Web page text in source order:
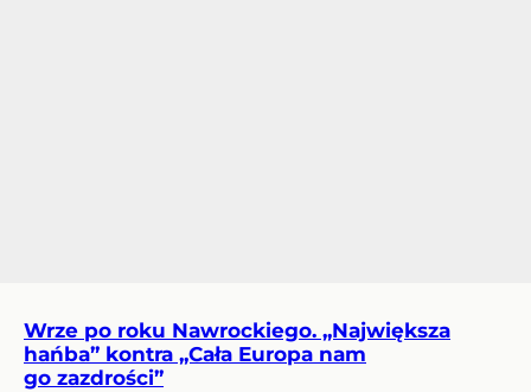
Wrze po roku Nawrockiego. „Największa
hańba” kontra „Cała Europa nam
go zazdrości”